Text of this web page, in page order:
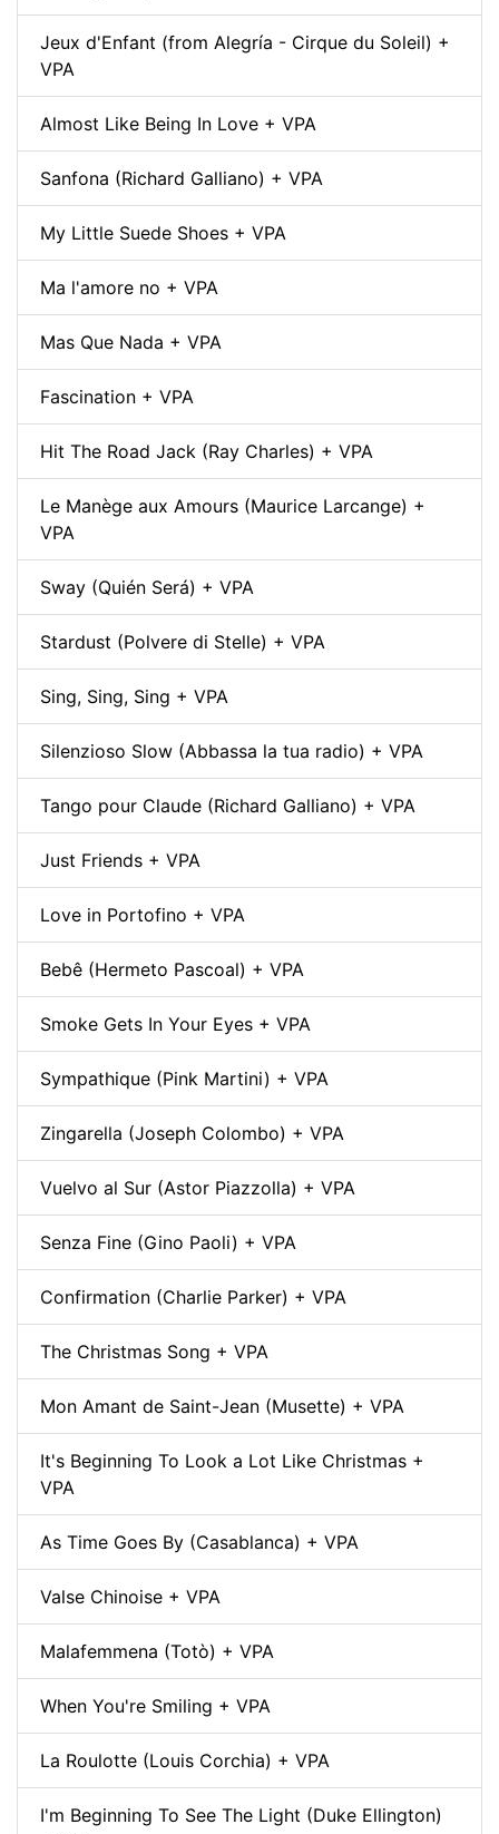
Jeux d'Enfant (from Alegría - Cirque du Soleil) +
VPA
Almost Like Being In Love + VPA
Sanfona (Richard Galliano) + VPA
My Little Suede Shoes + VPA
Ma l'amore no + VPA
Mas Que Nada + VPA
Fascination + VPA
Hit The Road Jack (Ray Charles) + VPA
Le Manège aux Amours (Maurice Larcange) +
VPA
Sway (Quién Será) + VPA
Stardust (Polvere di Stelle) + VPA
Sing, Sing, Sing + VPA
Silenzioso Slow (Abbassa la tua radio) + VPA
Tango pour Claude (Richard Galliano) + VPA
Just Friends + VPA
Love in Portofino + VPA
Bebê (Hermeto Pascoal) + VPA
Smoke Gets In Your Eyes + VPA
Sympathique (Pink Martini) + VPA
Zingarella (Joseph Colombo) + VPA
Vuelvo al Sur (Astor Piazzolla) + VPA
Senza Fine (Gino Paoli) + VPA
Confirmation (Charlie Parker) + VPA
The Christmas Song + VPA
Mon Amant de Saint-Jean (Musette) + VPA
It's Beginning To Look a Lot Like Christmas +
VPA
As Time Goes By (Casablanca) + VPA
Valse Chinoise + VPA
Malafemmena (Totò) + VPA
When You're Smiling + VPA
La Roulotte (Louis Corchia) + VPA
I'm Beginning To See The Light (Duke Ellington)